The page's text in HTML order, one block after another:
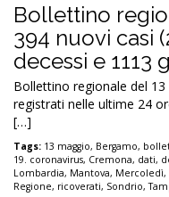
Bollettino
394 nuovi casi
decessi e 1113
Bollettino regionale del
registrati nelle ultime 24
[…]
Tags: 13 maggio, Bergamo,
19. coronavirus, Cremona, dati,
Lombardia, Mantova, Mercoledì,
Regione, ricoverati, Sondrio,